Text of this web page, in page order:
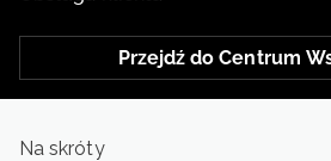
Przejdź do Centrum
Na skróty